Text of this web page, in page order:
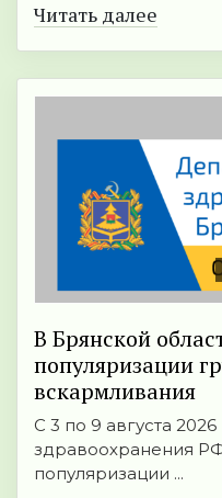
Читать далее
В Брянской
популяризации
вскармливания
С 3 по 9 августа
здравоохранения
популяризации ...